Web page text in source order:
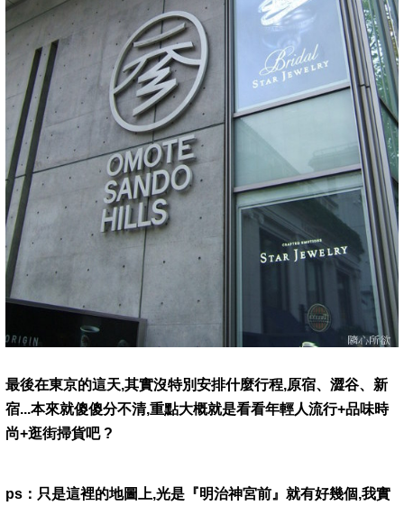
最後在東京的這天,其實沒特別安排什麼行程,原宿、澀谷、新
宿...本來就傻傻分不清,重點大概就是看看年輕人流行+品味時
尚+逛街掃貨吧 ?
ps：只是這裡的地圖上,光是『明治神宮前』就有好幾個,我實